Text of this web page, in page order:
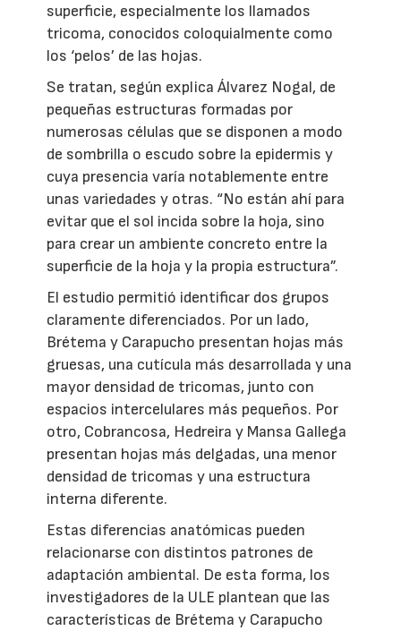
superficie, especialmente los llamados
tricoma, conocidos coloquialmente como
los ‘pelos’ de las hojas.
Se tratan, según explica Álvarez Nogal, de
pequeñas estructuras formadas por
numerosas células que se disponen a modo
de sombrilla o escudo sobre la epidermis y
cuya presencia varía notablemente entre
unas variedades y otras. “No están ahí para
evitar que el sol incida sobre la hoja, sino
para crear un ambiente concreto entre la
superficie de la hoja y la propia estructura”.
El estudio permitió identificar dos grupos
claramente diferenciados. Por un lado,
Brétema y Carapucho presentan hojas más
gruesas, una cutícula más desarrollada y una
mayor densidad de tricomas, junto con
espacios intercelulares más pequeños. Por
otro, Cobrancosa, Hedreira y Mansa Gallega
presentan hojas más delgadas, una menor
densidad de tricomas y una estructura
interna diferente.
Estas diferencias anatómicas pueden
relacionarse con distintos patrones de
adaptación ambiental. De esta forma, los
investigadores de la ULE plantean que las
características de Brétema y Carapucho